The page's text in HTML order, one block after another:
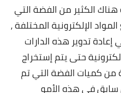
هناك الكثير من الفضة التي
الإلكترونية المختلفة ,
تدوير هذه الدارات
حتى يتم إستخراج
من كميات الفضة التي تم
في هذه الأمو